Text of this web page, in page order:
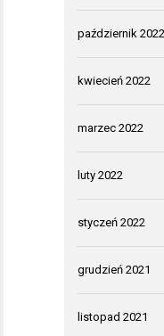
październik 2022
kwiecień 2022
marzec 2022
luty 2022
styczeń 2022
grudzień 2021
listopad 2021